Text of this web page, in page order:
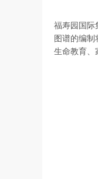
福寿园国际
图谱的编
生命教育、